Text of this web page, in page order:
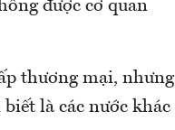
được cơ quan
thương mại, nhưng
là các nước khác